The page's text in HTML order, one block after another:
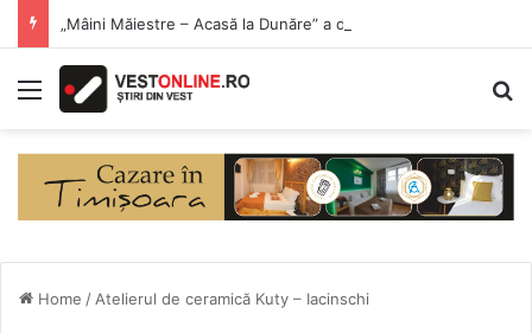
Menu
Home / Atelierul de ceramică Kuty – Iacinschi